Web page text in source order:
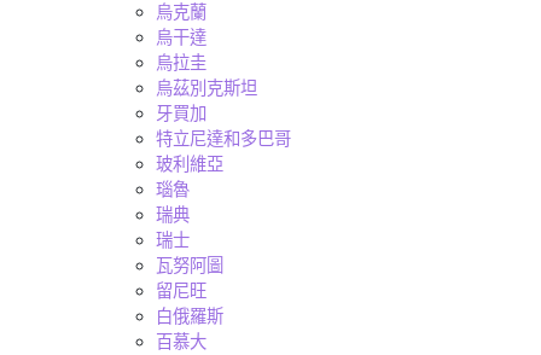
烏克蘭
烏干達
烏拉圭
烏茲別克斯坦
牙買加
特立尼達和多巴哥
玻利維亞
瑙魯
瑞典
瑞士
瓦努阿圖
留尼旺
白俄羅斯
百慕大